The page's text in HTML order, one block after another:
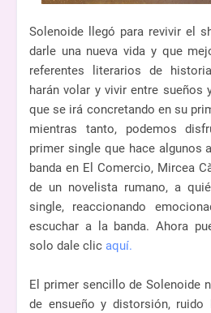
Solenoide llegó para revivir el
darle una nueva vida y que
referentes literarios de
harán volar y vivir entre sueños
que se irá concretando en su
mientras tanto, podemos
primer single que hace algunos
banda en El Comercio, Mircea
de un novelista rumano, a
single, reaccionando
escuchar a la banda. Ahora
solo dale clic aquí.
El primer sencillo de Solenoide
de ensueño y distorsión, ruido